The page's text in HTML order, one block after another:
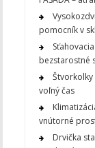
pomocník v
bezstarostné
voľný čas
vnútorné
Drvička